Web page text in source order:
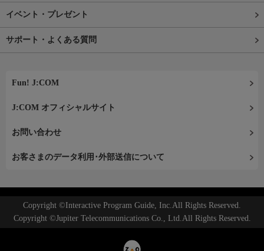
イベント・プレゼント
サポート・よくある質問
Fun! J:COM
J:COM オフィシャルサイト
お問い合わせ
お客さまのデータ利用･外部送信について
Copyright ©Interactive Program Guide, Inc.All Rights Reserved.
Copyright ©Jupiter Telecommunications Co., Ltd.All Rights Reserved.